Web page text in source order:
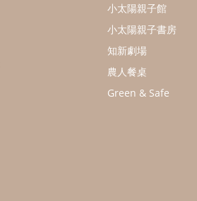
小太陽親子館
小太陽親子書房
知新劇場
農人餐桌
Green & Safe